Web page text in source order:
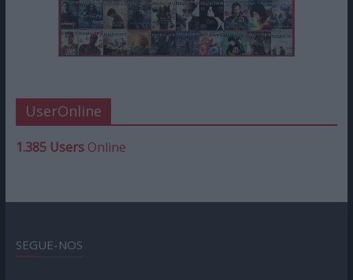
UserOnline
1.385 UsersOnline
SEGUE-NOS